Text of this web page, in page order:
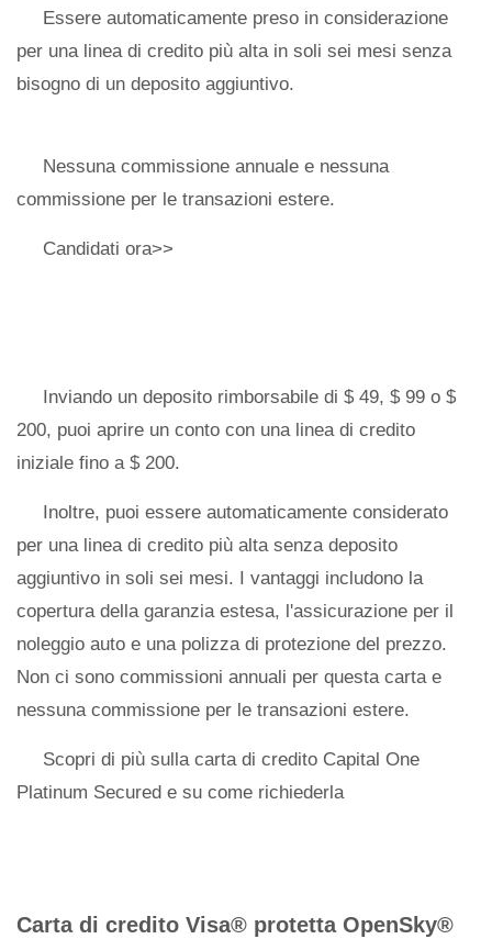
Essere automaticamente preso in considerazione
per una linea di credito più alta in soli sei mesi senza
bisogno di un deposito aggiuntivo.
Nessuna commissione annuale e nessuna
commissione per le transazioni estere.
Candidati ora>>
Inviando un deposito rimborsabile di $ 49, $ 99 o $
200, puoi aprire un conto con una linea di credito
iniziale fino a $ 200.
Inoltre, puoi essere automaticamente considerato
per una linea di credito più alta senza deposito
aggiuntivo in soli sei mesi. I vantaggi includono la
copertura della garanzia estesa, l'assicurazione per il
noleggio auto e una polizza di protezione del prezzo.
Non ci sono commissioni annuali per questa carta e
nessuna commissione per le transazioni estere.
Scopri di più sulla carta di credito Capital One
Platinum Secured e su come richiederla
Carta di credito Visa® protetta OpenSky®